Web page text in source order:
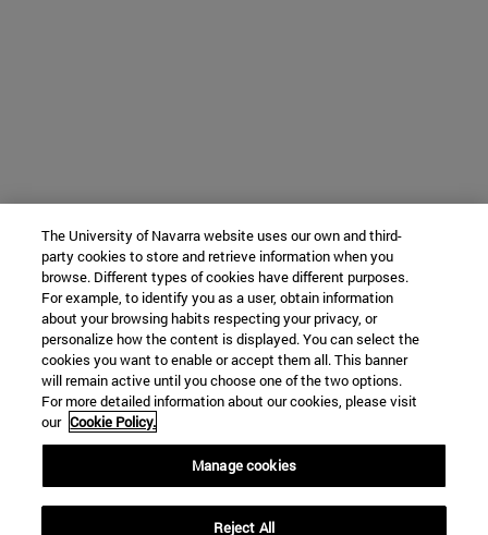
The University of Navarra website uses our own and third-
party cookies to store and retrieve information when you
browse. Different types of cookies have different purposes.
For example, to identify you as a user, obtain information
about your browsing habits respecting your privacy, or
personalize how the content is displayed. You can select the
cookies you want to enable or accept them all. This banner
will remain active until you choose one of the two options.
For more detailed information about our cookies, please visit
our Cookie Policy.
Manage cookies
Reject All